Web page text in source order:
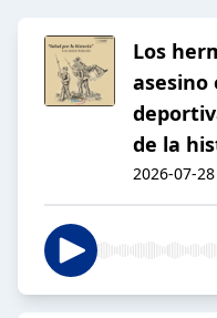
Los
asesino
de la
2026-07-28